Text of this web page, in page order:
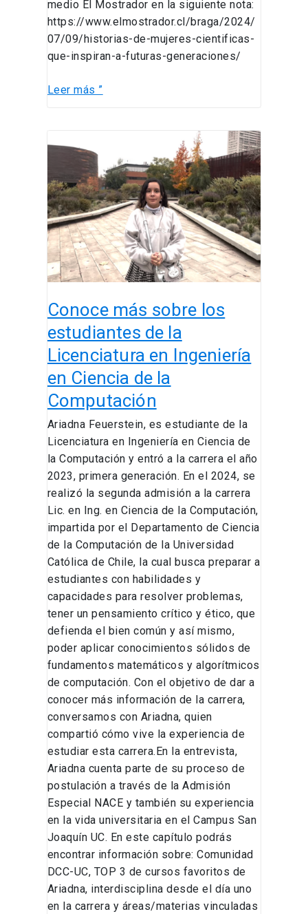
medio El Mostrador en la siguiente nota:
https://www.elmostrador.cl/braga/2024/
07/09/historias-de-mujeres-cientificas-
que-inspiran-a-futuras-generaciones/
Leer más ”
Conoce más sobre los
estudiantes de la
Licenciatura en Ingeniería
en Ciencia de la
Computación
Ariadna Feuerstein, es estudiante de la
Licenciatura en Ingeniería en Ciencia de
la Computación y entró a la carrera el año
2023, primera generación. En el 2024, se
realizó la segunda admisión a la carrera
Lic. en Ing. en Ciencia de la Computación,
impartida por el Departamento de Ciencia
de la Computación de la Universidad
Católica de Chile, la cual busca preparar a
estudiantes con habilidades y
capacidades para resolver problemas,
tener un pensamiento crítico y ético, que
defienda el bien común y así mismo,
poder aplicar conocimientos sólidos de
fundamentos matemáticos y algorítmicos
de computación. Con el objetivo de dar a
conocer más información de la carrera,
conversamos con Ariadna, quien
compartió cómo vive la experiencia de
estudiar esta carrera.En la entrevista,
Ariadna cuenta parte de su proceso de
postulación a través de la Admisión
Especial NACE y también su experiencia
en la vida universitaria en el Campus San
Joaquín UC. En este capítulo podrás
encontrar información sobre: Comunidad
DCC-UC, TOP 3 de cursos favoritos de
Ariadna, interdisciplina desde el día uno
en la carrera y áreas/materias vinculadas
sobre
los
estudiantes
de
la
Licenciatura
en
en
Ciencia
de
la
Computación